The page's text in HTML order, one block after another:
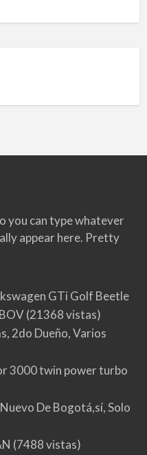
you can type whatever
appear here. Pretty
GTi Golf Beetle
(21368 vistas)
2do Dueño, Varios
3000 twin power turbo
De Bogotá,sí, Solo
(7488 vistas)